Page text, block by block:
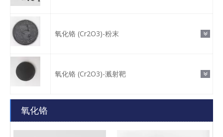
氧化铬 (Cr2O3)-粉末
氧化铬 (Cr2O3)-溅射靶
氧化铬